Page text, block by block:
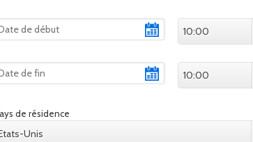
10:00
10:00
de résidence
Unis